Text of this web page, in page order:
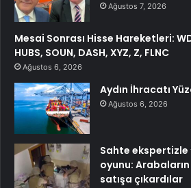
Ağustos 7, 2026
Mesai Sonrası Hisse Hareketleri:
HUBS, SOUN, DASH, XYZ, Z, FLNC
Ağustos 6, 2026
Aydın İhracatı
Ağustos 6, 2026
Sahte ekspertizle
oyunu:
satışa çıkardılar